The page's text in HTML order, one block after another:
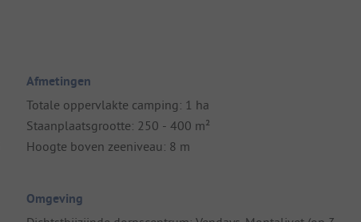
Afmetingen
Totale oppervlakte camping: 1 ha
Staanplaatsgrootte: 250 - 400 m²
Hoogte boven zeeniveau: 8 m
Omgeving